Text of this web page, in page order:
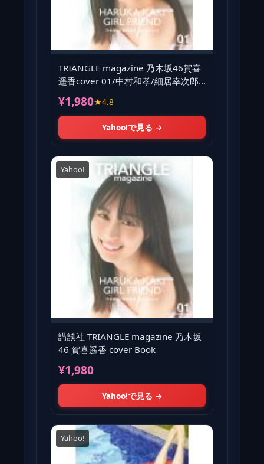
TRIANGLE magazine 乃木坂46賀喜
遥香cover 01/中村和孝/細居幸次郎/
¥1,980★4.8
Yahoo!で見る →
Yahoo!
講談社 TRIANGLE magazine 乃木坂
46 賀喜遥香 cover Book
¥1,980
Yahoo!で見る →
Yahoo!